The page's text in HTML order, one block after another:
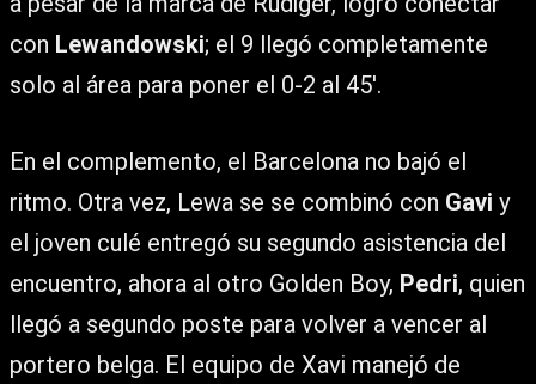
con Lewandowski; el 9 llegó completamente
solo al área para poner el 0-2 al 45′.
En el complemento, el Barcelona no bajó el
ritmo. Otra vez, Lewa se se combinó con Gavi y
el joven culé entregó su segundo asistencia del
encuentro, ahora al otro Golden Boy, Pedri, quien
llegó a segundo poste para volver a vencer al
portero belga. El equipo de Xavi manejó de